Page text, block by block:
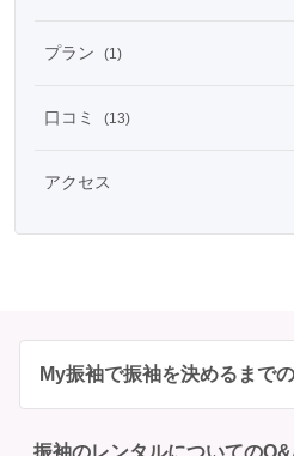
プラン (1)
口コミ (13)
アクセス
My振袖で振袖を決めるまで